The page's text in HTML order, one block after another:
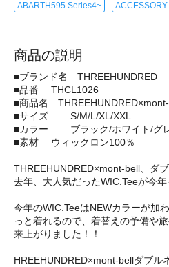
ABARTH595 Series4~ ACCESSORY
商品の説明
■ブランド名 THREEHUNDRED
■品番 THCL1026
■商品名
■サイズ S/M/L/XL/XXL
■カラー ブラック/ホワイト/グ
■素材 ウィックロン100％
THREEHUNDRED×mont-bell、ダ
去年、大人気だったWIC.Teeが今年
今年のWIC.TeeはNEWカラーが加
っと着れるので、着替えの予備や
来上がりました！！
HREEHUNDRED×mont-bellダブル